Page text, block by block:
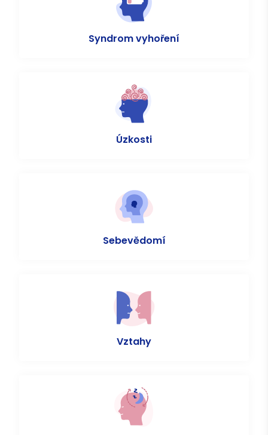
Syndrom vyhoření
Úzkosti
Sebevědomí
Vztahy